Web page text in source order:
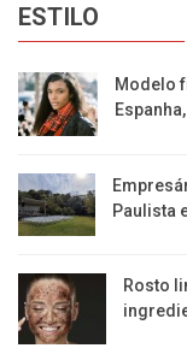
ESTILO
Modelo
Paulista
Rosto